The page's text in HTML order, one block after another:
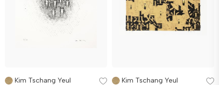
Kim Tschang Yeul Kim Tschang Yeul